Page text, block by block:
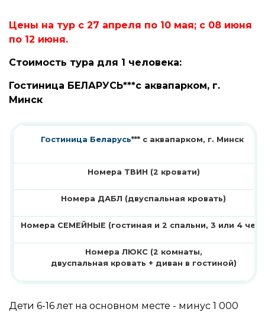
Цены на тур с 27 апреля по 10 мая; с 08 июня
по 12 июня.
Стоимость тура для 1 человека:
Гостиница БЕЛАРУСЬ***с аквапарком, г.
Минск
Гостиница Беларусь*** с аквапарком, г. Минск
Номера ТВИН (2 кровати)
Номера ДАБЛ (двуспальная кровать)
Номера СЕМЕЙНЫЕ (гостиная и 2 спальни, 3 или 4
Номера ЛЮКС (2 комнаты,
двуспальная кровать + диван в гостиной)
Дети 6-16 лет на основном месте - минус 1 000